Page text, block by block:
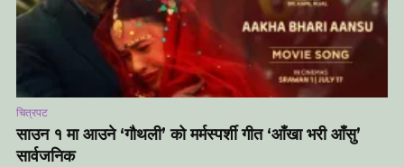
चित्रपट
साउन १ मा आउने ‘गौथली’ को मर्मस्पर्शी गीत ‘आँखा भरी आँसु’
सार्वजनिक